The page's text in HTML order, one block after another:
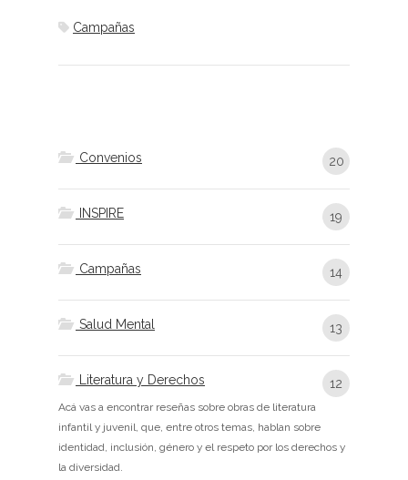
Campañas
Convenios 20
INSPIRE 19
Campañas 14
Salud Mental 13
Literatura y Derechos 12
Acá vas a encontrar reseñas sobre obras de literatura
infantil y juvenil, que, entre otros temas, hablan sobre
identidad, inclusión, género y el respeto por los derechos y
la diversidad.